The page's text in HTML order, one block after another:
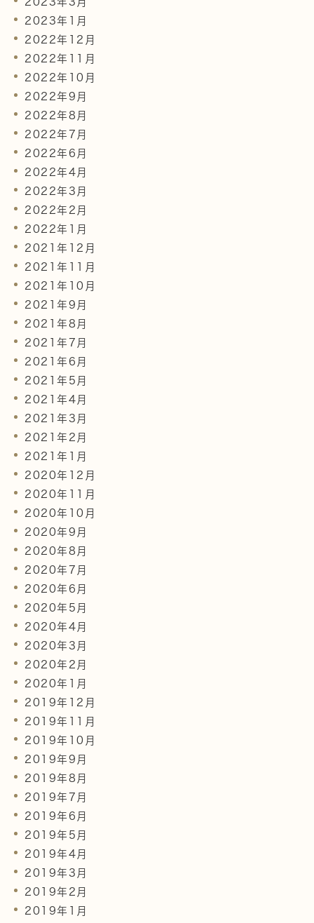
2023年1月
2022年12月
2022年11月
2022年10月
2022年9月
2022年8月
2022年7月
2022年6月
2022年4月
2022年3月
2022年2月
2022年1月
2021年12月
2021年11月
2021年10月
2021年9月
2021年8月
2021年7月
2021年6月
2021年5月
2021年4月
2021年3月
2021年2月
2021年1月
2020年12月
2020年11月
2020年10月
2020年9月
2020年8月
2020年7月
2020年6月
2020年5月
2020年4月
2020年3月
2020年2月
2020年1月
2019年12月
2019年11月
2019年10月
2019年9月
2019年8月
2019年7月
2019年6月
2019年5月
2019年4月
2019年3月
2019年2月
2019年1月